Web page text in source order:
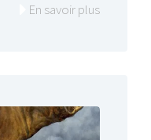
En savoir plus